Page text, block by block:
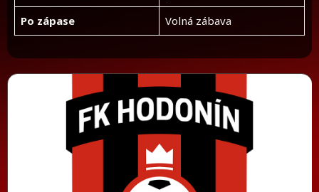
Po zápase
Volná zábava